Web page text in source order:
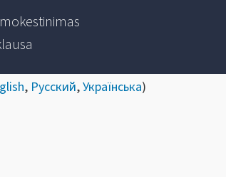
, Русский,Українська)